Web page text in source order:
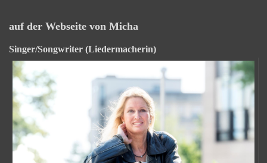
Feedback
Kontakt
Links
Impressum
auf der Webseite von Micha
Singer/Songwriter (Liedermacherin)